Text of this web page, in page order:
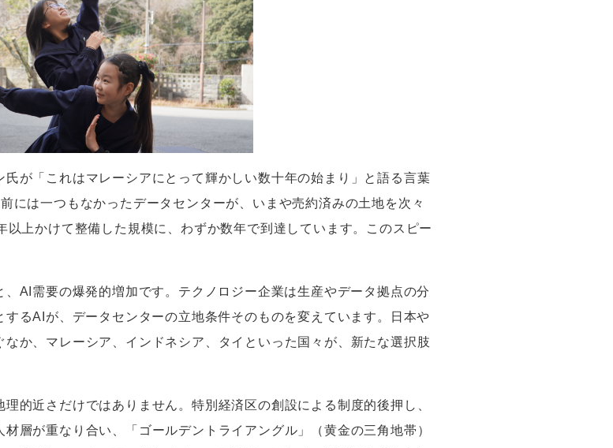
が「これはマレーシアにとって輝かしい数十年の始まり」と語る言葉
には一つもなかったデータセンターが、いまや売約済みの土地を次々
以上かけて整備した規模に、わずか数年で到達しています。このスピー
AI 需要の爆発的増加です。テクノロジー企業は生産やデータ拠点の分
するAI が、データセンターの立地条件そのものを変えています。日本や
か、マレーシア、インドネシア、タイといった国々が、新たな選択肢
的近さだけではありません。特別経済区の創設による制度的後押し、
層が重なり合い、「ゴールデントライアングル」（黄金の三角地帯）